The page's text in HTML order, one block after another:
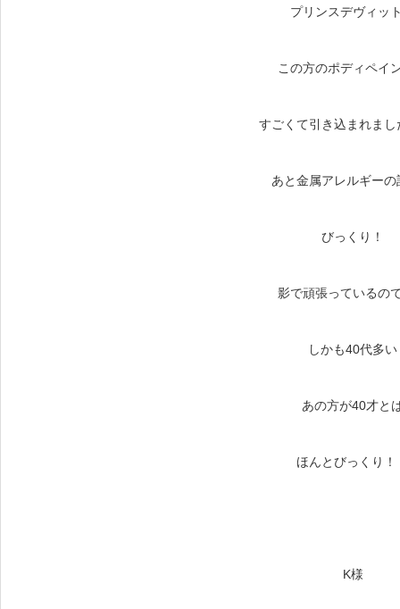
プリンスデヴィッ
この方のポディペイ
すごくて引き込まれまし
あと金属アレルギーの
びっくり！
影で頑張っているの
しかも40代多い
あの方が40才と
ほんとびっくり！
K様